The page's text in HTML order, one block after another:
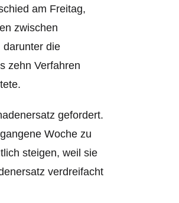
am Freitag,
zwischen
darunter die
zehn Verfahren
gefordert.
Woche zu
steigen, weil sie
verdreifacht